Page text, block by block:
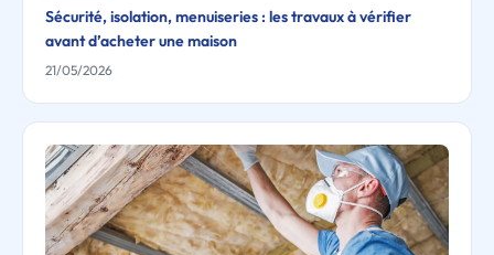
Sécurité, isolation, menuiseries : les travaux à vérifier
avant d’acheter une maison
21/05/2026